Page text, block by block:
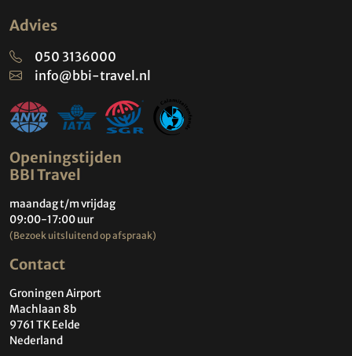
Advies
050 3136000
info@bbi-travel.nl
Openingstijden
BBI Travel
maandag t/m vrijdag
09:00-17:00 uur
(Bezoek uitsluitend op afspraak)
Contact
Groningen Airport
Machlaan 8b
9761 TK Eelde
Nederland